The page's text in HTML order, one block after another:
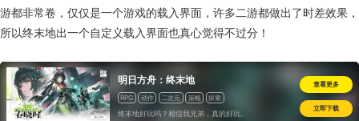
游都非常卷，仅仅是一个游戏的载入界面，许多二游都做出了时差效果，
所以终末地出一个自定义载入界面也真心觉得不过分！
明日方舟：终末地
RPG 动作 二次元 策略 探索
终末地好玩吗？相信我兄弟，真的好玩。
查看更多
立即下载